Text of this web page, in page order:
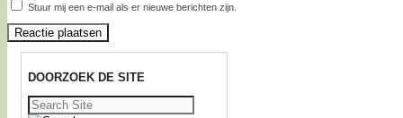
Stuur mij een e-mail als er nieuwe berichten zijn.
DOORZOEK DE SITE
Zoeken
naar: